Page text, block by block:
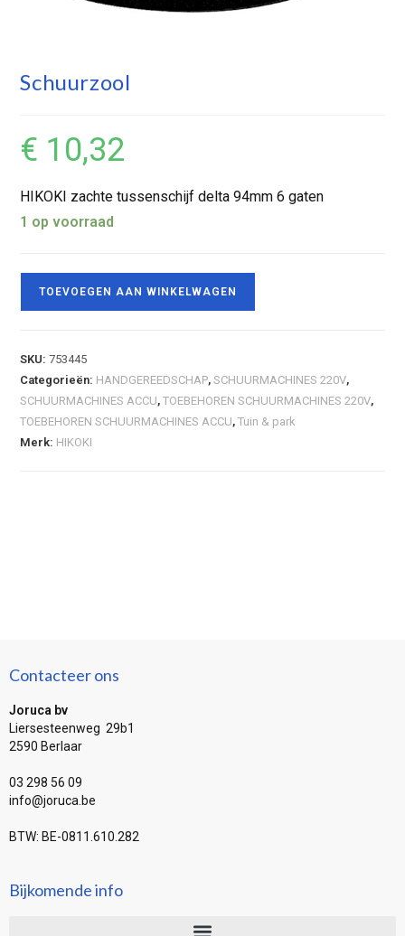
Schuurzool
€ 10,32
HIKOKI zachte tussenschijf delta 94mm 6 gaten
1 op voorraad
TOEVOEGEN AAN WINKELWAGEN
SKU:753445
Categorieën: HANDGEREEDSCHAP,SCHUURMACHINES 220V,
SCHUURMACHINES ACCU,TOEBEHOREN SCHUURMACHINES 220V,
TOEBEHOREN SCHUURMACHINES ACCU,Tuin & park
Merk: HIKOKI
Contacteer ons
Joruca bv
Liersesteenweg 29b1
2590 Berlaar
03 298 56 09
info@joruca.be
BTW: BE-0811.610.282
Bijkomende info